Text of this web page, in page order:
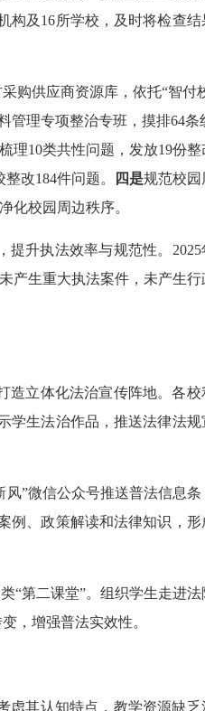
构及16所学校，及时将检查结
购供应商资源库，依托“智付
管理专项整治专班，摸排64条
理10类共性问题，发放19份整
改184件问题。
四是规范校园
化校园周边秩序。
升执法效率与规范性。2025
产生重大执法案件，未产生行
造立体化法治宣传阵地。各校
学生法治作品，推送法律法规
”微信公众号推送普法信息条
例、政策解读和法律知识，形
“第二课堂”。组织学生走进法
，增强普法实效性。
虑其认知特点，教学资源缺乏